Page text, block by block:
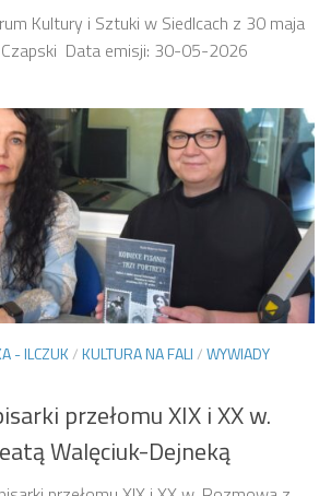
Kultury i Sztuki w Siedlcach z 30 maja
Data emisji: 30-05-2026
- ILCZUK/KULTURA NA FALI/WYWIADY
przełomu XIX i XX w.
Walęciuk-Dejneką